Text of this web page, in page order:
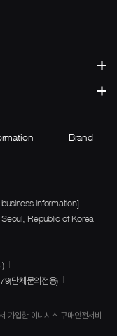
Brand
information]
Republic of Korea
단체문의전용)
가입한 이니시스 구매안전서비